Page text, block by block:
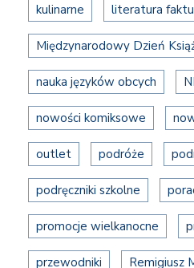
kulinarne literatura faktu
Międzynarodowy Dzień
nauka języków obcych
nowości komiksowe
outlet podróże
podręczniki szkolne
promocje wielkanocne
przewodniki Remigiusz